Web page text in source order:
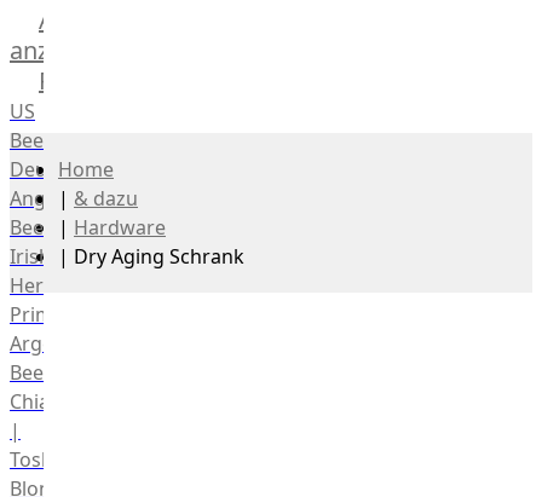
Alle
anzeigen
Rind
US
Beef
Deutsches
Angus
Beef
Irish
Hereford
Prime
Argentina
Beef
Chianina
|
Toskana
Blonda
Home
| & dazu
| Hardware
| Dry Aging Schrank